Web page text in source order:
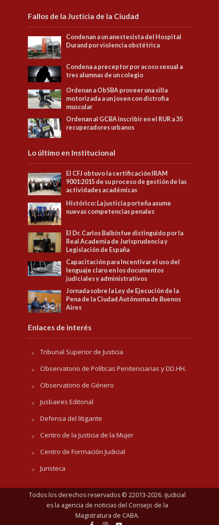
Fallos de la Justicia de la Ciudad
Condenan a un anestesista del Hospital
Durand por violencia obstétrica
Condena a preceptor por acoso sexual a
tres alumnas de un colegio
Ordenan a ObSBA proveer una silla
motorizada a un joven con distrofia
muscular
Ordenan al GCBA inscribir en el RUR a 35
recuperadores urbanos
Lo último en Institucional
El CFJ obtuvo la certificación IRAM
9001:2015 de su proceso de gestión de las
actividades académicas
Histórico: La justicia porteña asume
nuevas competencias penales
El Dr. Carlos Balbín fue distinguido por la
Real Academia de Jurisprudencia y
Legislación de España
Capacitación para Incentivar el uso del
lenguaje claro en los documentos
judiciales y administrativos
Jornada sobre la Ley de Ejecución de la
Pena de la Ciudad Autónoma de Buenos
Aires
Enlaces de interés
Tribunal Superior de Justicia
Observatorio de Políticas Penitenciarias y DD.HH.
Observatorio de Género
Jusbaires Editorial
Defensa del litigante
Centro de la Justicia de la Mujer
Centro de Formación Judicial
Juristeca
Todos los derechos reservados © 22013-2026. iJudicial
es la agencia de noticias del Consejo de la
Magistratura de CABA.